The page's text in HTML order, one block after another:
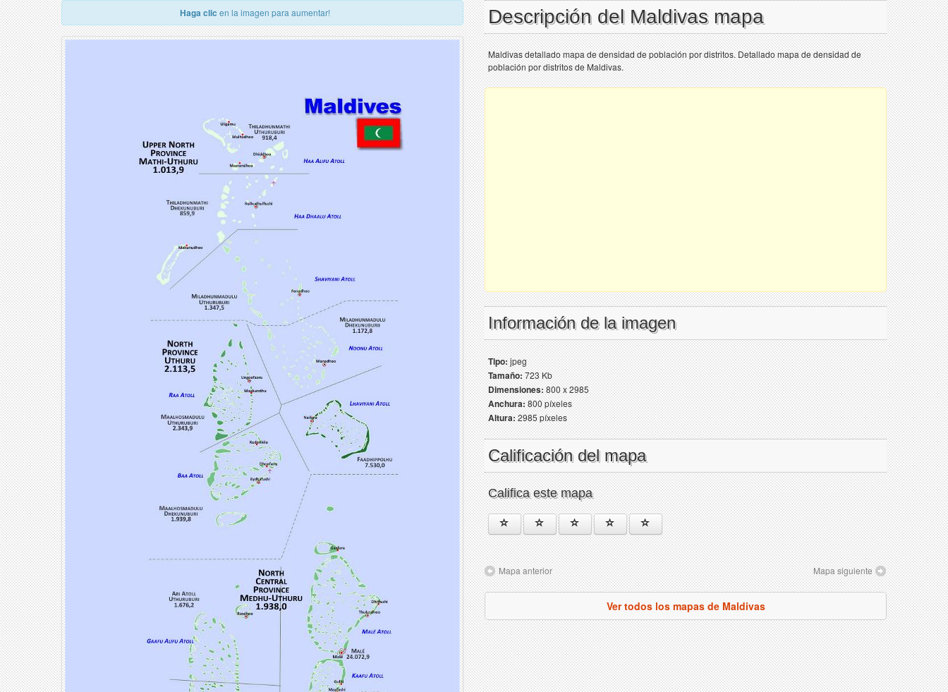
Haga clic en la imagen para aumentar! Descripción del Maldivas mapa
Maldivas detallado mapa de densidad de población por distritos. Detallado mapa de densidad de
población por distritos de Maldivas.
Información de la imagen
Tipo:jpeg
Tamaño:723 Kb
Dimensiones:800 x 2985
Anchura:800 píxeles
Altura:2985 píxeles
Calificación del mapa
Califica este mapa
Mapa anterior Mapa siguiente
Ver todos los mapas de Maldivas